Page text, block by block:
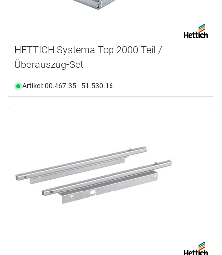
HETTICH Systema Top 2000 Teil-/
Überauszug-Set
Artikel: 00.467.35 - 51.530.16